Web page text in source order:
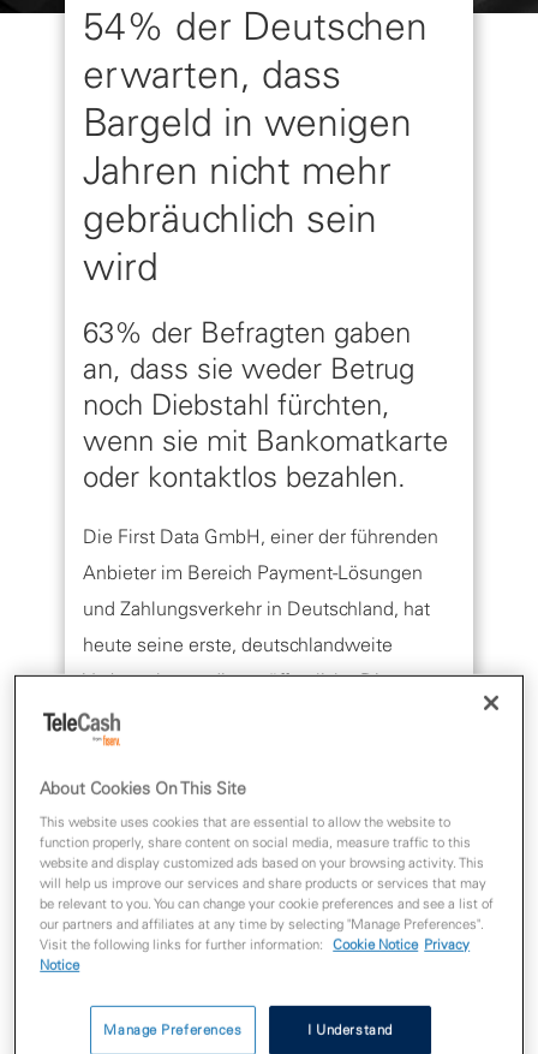
54% der Deutschen
erwarten, dass
Bargeld in wenigen
Jahren nicht mehr
gebräuchlich sein
wird
63% der Befragten gaben
an, dass sie weder Betrug
noch Diebstahl fürchten,
wenn sie mit Bankomatkarte
oder kontaktlos bezahlen.
Die First Data GmbH, einer der führenden
Anbieter im Bereich Payment-Lösungen
und Zahlungsverkehr in Deutschland, hat
heute seine erste, deutschlandweite
Verbraucherstudie veröffentlicht. Die
Analyse basiert auf einer bundesweiten,
repräsentativen Befragung unter mehr als
2.000 Konsumenten. Die Studie untersucht
die von den Verbrauchern bevorzugten
Zahlungsmethoden sowie die wichtigsten
Faktoren, die die Einführung von Karten-
und kontaktlosen Zahlungsmethoden
Zugänglichkeit und Alter. Die Ergebnisse
decken die gesamte Bevölkerung ab und
About Cookies On This Site
This website uses cookies that are essential to allow the website to
function properly, share content on social media, measure traffic to this
website and display customized ads based on your browsing activity. This
will help us improve our services and share products or services that may
be relevant to you. You can change your cookie preferences and see a list of
our partners and affiliates at any time by selecting "Manage Preferences".
Visit the following links for further information:
Cookie Notice Privacy
Notice
Manage Preferences I Understand